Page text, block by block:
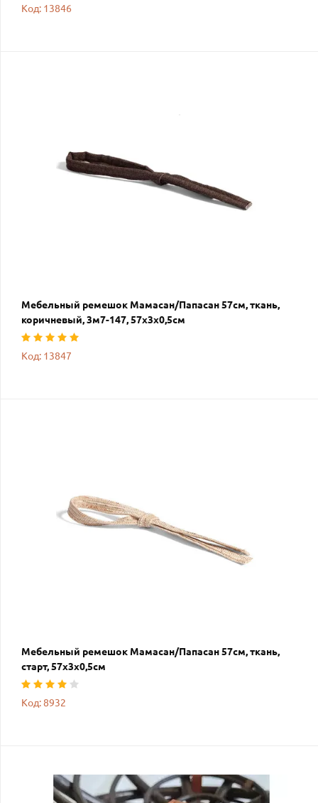
Код: 13846
Мебельный ремешок Мамасан/Папасан 57см, ткань,
коричневый, 3м7-147, 57х3х0,5см
Код: 13847
Мебельный ремешок Мамасан/Папасан 57см, ткань,
старт, 57х3х0,5см
Код: 8932